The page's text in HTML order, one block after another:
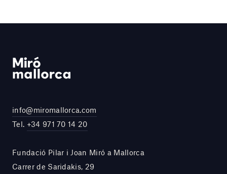
info@miromallorca.com
Tel. +34 971 70 14 20
Fundació Pilar i Joan Miró a Mallorca
Carrer de Saridakis, 29